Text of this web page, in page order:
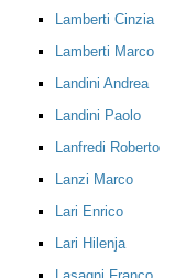
Lamberti Cinzia
Lamberti Marco
Landini Andrea
Landini Paolo
Lanfredi Roberto
Lanzi Marco
Lari Enrico
Lari Hilenja